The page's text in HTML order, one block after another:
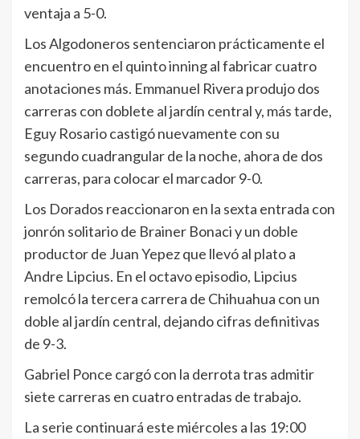
ventaja a 5-0.
Los Algodoneros sentenciaron prácticamente el
encuentro en el quinto inning al fabricar cuatro
anotaciones más. Emmanuel Rivera produjo dos
carreras con doblete al jardín central y, más tarde,
Eguy Rosario castigó nuevamente con su
segundo cuadrangular de la noche, ahora de dos
carreras, para colocar el marcador 9-0.
Los Dorados reaccionaron en la sexta entrada con
jonrón solitario de Brainer Bonaci y un doble
productor de Juan Yepez que llevó al plato a
Andre Lipcius. En el octavo episodio, Lipcius
remolcó la tercera carrera de Chihuahua con un
doble al jardín central, dejando cifras definitivas
de 9-3.
Gabriel Ponce cargó con la derrota tras admitir
siete carreras en cuatro entradas de trabajo.
La serie continuará este miércoles a las 19:00